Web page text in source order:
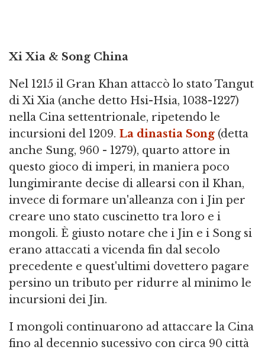
Xi Xia & Song China
Nel 1215 il Gran Khan attaccò lo stato Tangut
di Xi Xia (anche detto Hsi-Hsia, 1038-1227)
nella Cina settentrionale, ripetendo le
incursioni del 1209. La dinastia Song (detta
anche Sung, 960 - 1279), quarto attore in
questo gioco di imperi, in maniera poco
lungimirante decise di allearsi con il Khan,
invece di formare un'alleanza con i Jin per
creare uno stato cuscinetto tra loro e i
mongoli. È giusto notare che i Jin e i Song si
erano attaccati a vicenda fin dal secolo
precedente e quest'ultimi dovettero pagare
persino un tributo per ridurre al minimo le
incursioni dei Jin.
I mongoli continuarono ad attaccare la Cina
fino al decennio sucessivo con circa 90 città